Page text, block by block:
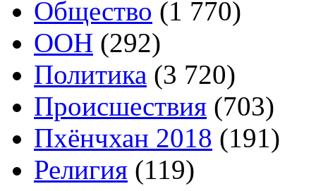
Общество (1 770)
ООН (292)
Политика (3 720)
Происшествия (703)
Пхёнчхан 2018 (191)
Религия (119)